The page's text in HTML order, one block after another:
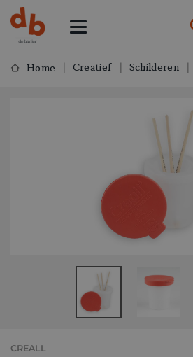
Home Creatief Schilderen
CREALL